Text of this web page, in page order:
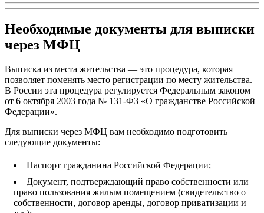
Необходимые документы для выписки
через МФЦ
Выписка из места жительства — это процедура, которая
позволяет поменять место регистрации по месту жительства.
В России эта процедура регулируется Федеральным законом
от 6 октября 2003 года № 131-ФЗ «О гражданстве Российской
Федерации».
Для выписки через МФЦ вам необходимо подготовить
следующие документы:
Паспорт гражданина Российской Федерации;
Документ, подтверждающий право собственности или
право пользования жилым помещением (свидетельство о
собственности, договор аренды, договор приватизации и